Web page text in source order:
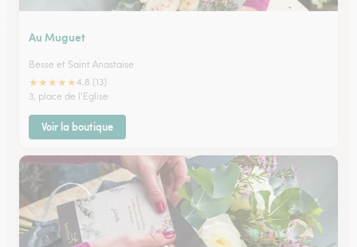
Au Muguet
Besse et Saint Anastaise
★★★★★4.8 (13)
3, place de l'Eglise
Voir la boutique